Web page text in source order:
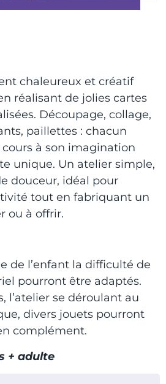
chaleureux et créatif
réalisant de jolies cartes
Découpage, collage,
paillettes : chacun
à son imagination
unique. Un atelier simple,
douceur, idéal pour
tout en fabriquant un
ou à offrir.
de l’enfant la difficulté de
pourront être adaptés.
l’atelier se déroulant au
divers jouets pourront
complément.
+ adulte